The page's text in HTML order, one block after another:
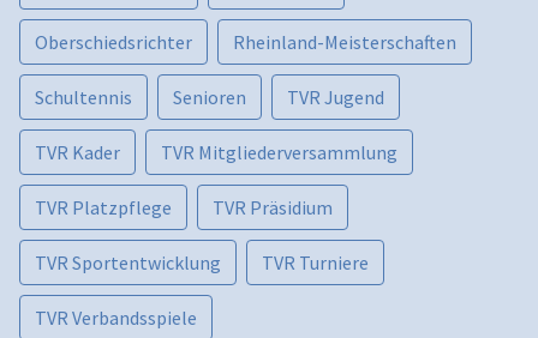
Oberschiedsrichter Rheinland-Meisterschaften
Schultennis Senioren TVR Jugend
TVR Kader TVR Mitgliederversammlung
TVR Platzpflege TVR Präsidium
TVR Sportentwicklung TVR Turniere
TVR Verbandsspiele